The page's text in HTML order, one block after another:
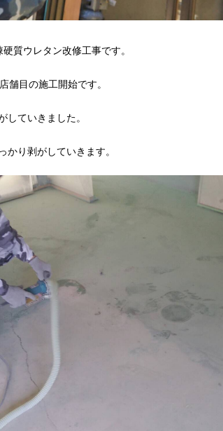
質ウレタン改修工事です。
舗目の施工開始です。
していきました。
かり剥がしていきます。